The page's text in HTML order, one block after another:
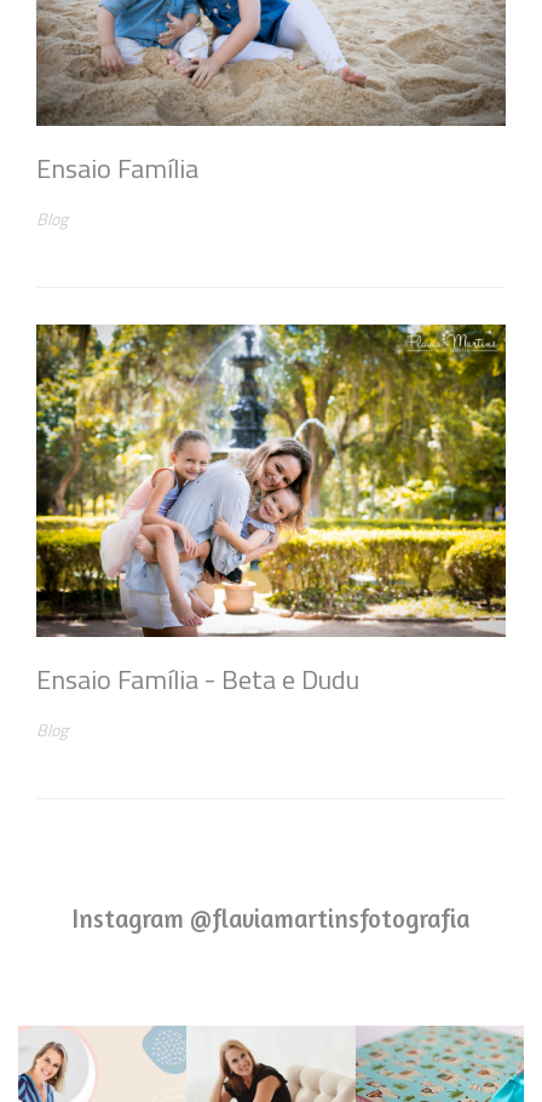
Ensaio Família
Blog
Ensaio Família - Beta e Dudu
Blog
Instagram @flaviamartinsfotografia